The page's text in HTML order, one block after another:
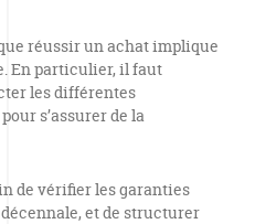
réussir un achat implique
En particulier, il faut
les différentes
s’assurer de la
de vérifier les garanties
et de structurer